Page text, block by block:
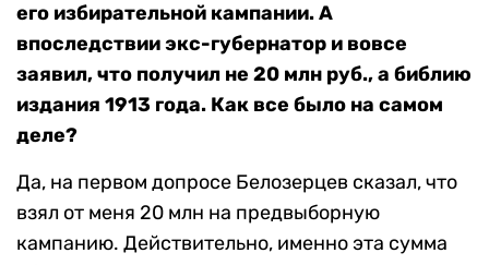
его избирательной кампании. А
впоследствии экс-губернатор и вовсе
заявил, что получил не 20 млн руб., а библию
издания 1913 года. Как все было на самом
деле?
Да, на первом допросе Белозерцев сказал, что
взял от меня 20 млн на предвыборную
кампанию. Действительно, именно эта сумма